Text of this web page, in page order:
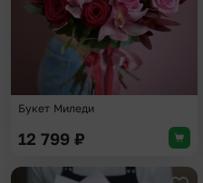
Букет Миледи
12 799 ₽